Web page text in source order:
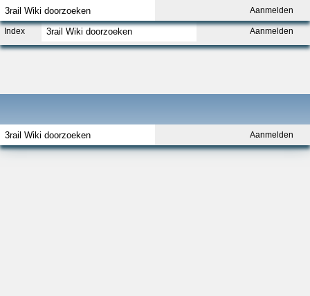
Aanmelden
Aanmelden
Index Aanmelden